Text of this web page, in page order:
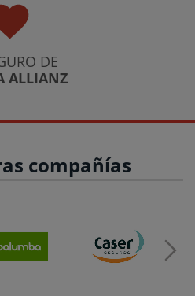
DE
ALLIANZ
compañías